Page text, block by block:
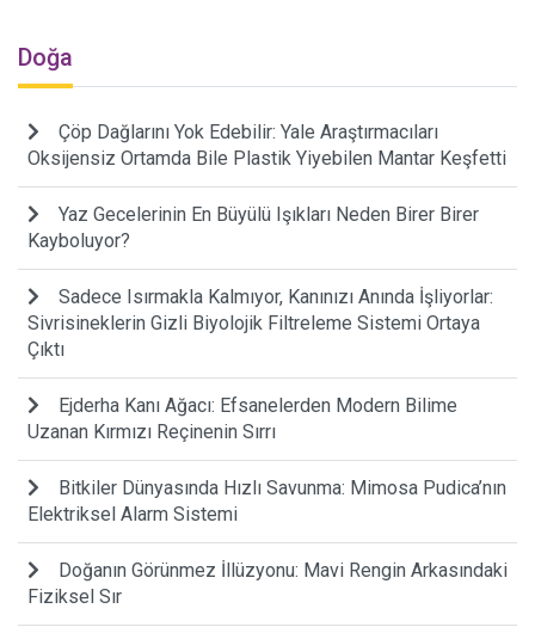
Doğa
Çöp Dağlarını Yok Edebilir: Yale Araştırmacıları
Oksijensiz Ortamda Bile Plastik Yiyebilen Mantar Keşfetti
Yaz Gecelerinin En Büyülü Işıkları Neden Birer Birer
Kayboluyor?
Sadece Isırmakla Kalmıyor, Kanınızı Anında İşliyorlar:
Sivrisineklerin Gizli Biyolojik Filtreleme Sistemi Ortaya
Çıktı
Ejderha Kanı Ağacı: Efsanelerden Modern Bilime
Uzanan Kırmızı Reçinenin Sırrı
Bitkiler Dünyasında Hızlı Savunma: Mimosa Pudica’nın
Elektriksel Alarm Sistemi
Doğanın Görünmez İllüzyonu: Mavi Rengin Arkasındaki
Fiziksel Sır